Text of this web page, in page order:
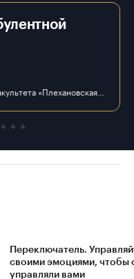
Переключатель.
своими эмоциями, чтобы
управляли вами